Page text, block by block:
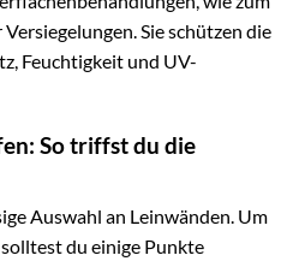
Sie schützen die
Feuchtigkeit und UV-
So triffst du die
Auswahl an Leinwänden. Um
du einige Punkte